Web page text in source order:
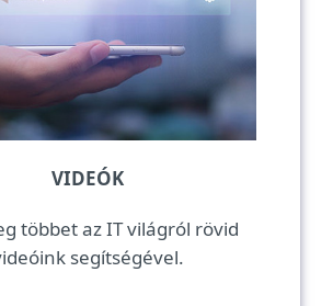
VIDEÓK
többet az IT világról rövid
segítségével.